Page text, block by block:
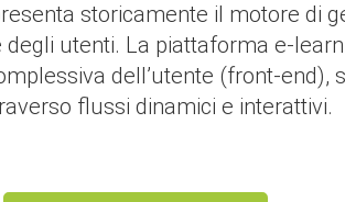
storicamente il motore di
utenti. La piattaforma e-
dell’utente (front-
flussi dinamici e interattivi.